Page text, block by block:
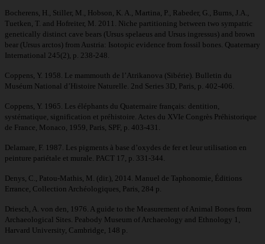
Bocherens, H., Stiller, M., Hobson, K. A., Martina, P., Rabeder, G., Burns, J.A.,
Tuetken, T. and Hofreiter, M. 2011. Niche partitioning between two sympatric
genetically distinct cave bears (Ursus spelaeus and Ursus ingressus) and brown
bear (Ursus arctos) from Austria: Isotopic evidence from fossil bones. Quaternary
International 245(2), p. 238-248.
Coppens, Y. 1958. Le mammouth de l’Atrikanova (Sibérie). Bulletin du
Muséum National d’Histoire Naturelle. 2nd Series 3D, Paris, p. 402-406.
Coppens, Y. 1965. Les éléphants du Quaternaire français: dentition,
systématique, signification et préhistoire. Actes du XVIe Congrès Préhistorique
de France, Monaco, 1959, Paris, SPF, p. 403-431.
Delamare, F. 1987. Les pigments à base d’oxydes de fer et leur utilisation en
peinture pariétale et murale. PACT 17, p. 331-344.
Denys, C., Patou-Mathis, M. (dir.), 2014. Manuel de Taphonomie, Éditions
Errance, Collection Archéologiques, Paris, 284 p.
Driesch, A. von den, 1976. A guide to the Measurement of Animal Bones from
Archaeological Sites. Peabody Museum of Archaeology and Ethnology 1,
Harvard University, Cambridge, 148 p.